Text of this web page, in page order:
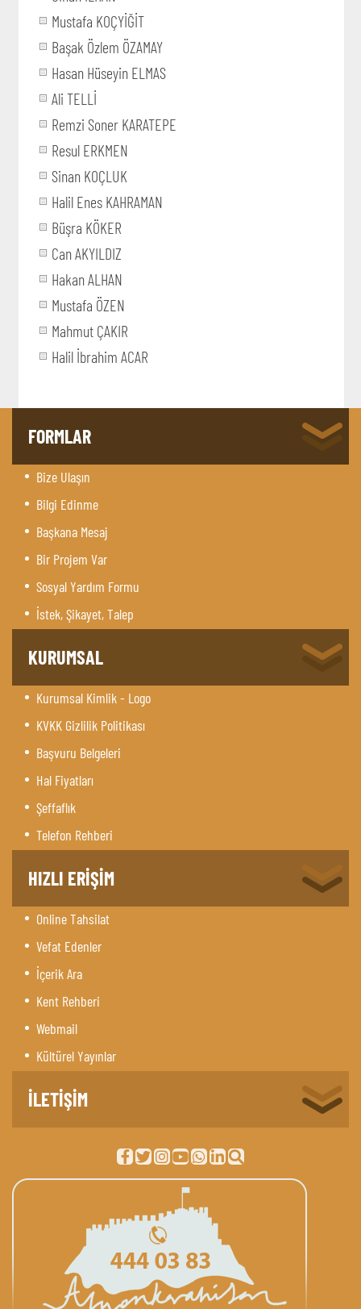
Mustafa KOÇYİĞİT
Başak Özlem ÖZAMAY
Hasan Hüseyin ELMAS
Ali TELLİ
Remzi Soner KARATEPE
Resul ERKMEN
Sinan KOÇLUK
Halil Enes KAHRAMAN
Büşra KÖKER
Can AKYILDIZ
Hakan ALHAN
Mustafa ÖZEN
Mahmut ÇAKIR
Halil İbrahim ACAR
FORMLAR
Bize Ulaşın
Bilgi Edinme
Başkana Mesaj
Bir Projem Var
Sosyal Yardım Formu
İstek, Şikayet, Talep
KURUMSAL
Kurumsal Kimlik - Logo
KVKK Gizlilik Politikası
Başvuru Belgeleri
Hal Fiyatları
Şeffaflık
Telefon Rehberi
HIZLI ERİŞİM
Online Tahsilat
Vefat Edenler
İçerik Ara
Kent Rehberi
Webmail
Kültürel Yayınlar
İLETİŞİM